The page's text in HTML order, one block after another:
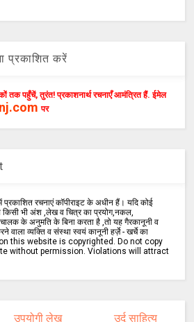
प्रकाशित करें
तक पहुँचें, तुरंत! प्रकाशनार्थ रचनाएँ आमंत्रित हैं. ईमेल
पर
प्रकाशित रचनाएं कॉपीराइट के अधीन हैं। यदि कोई
किसी भी अंश ,लेख व चित्र का प्रयोग,नकल,
के अनुमति के बिना करता है ,तो यह गैरकानूनी व
वाला व्यक्ति व संस्था स्वयं कानूनी हर्ज़े - खर्चे का
on this website is copyrighted. Do not copy
without permission. Violations will attract
उपयोगी लेख उर्दू साहित्य